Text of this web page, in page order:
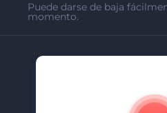
Puede darse de baja
momento.